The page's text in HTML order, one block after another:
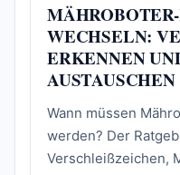
WECHSELN:
RKENNEN UND
USTAUSCHEN
Wann müssen
werden? Der
Verschleißzeichen,